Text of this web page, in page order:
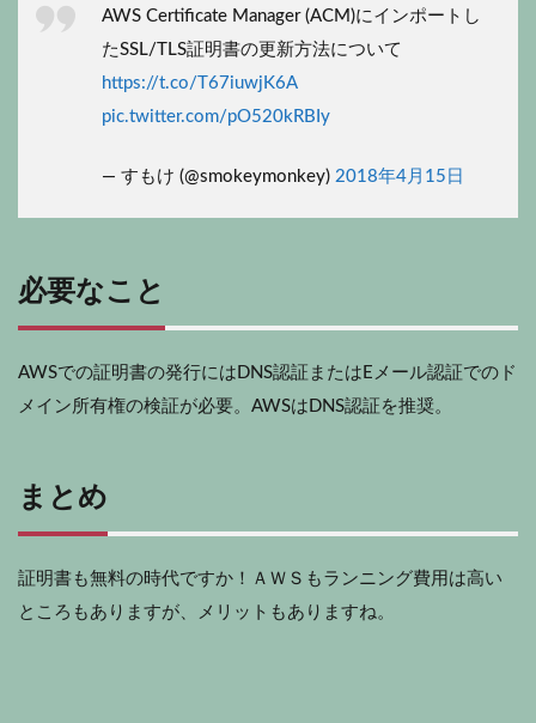
AWS Certificate Manager (ACM)にインポートし
たSSL/TLS証明書の更新方法について
https://t.co/T67iuwjK6A
pic.twitter.com/pO520kRBIy
— すもけ (@smokeymonkey) 2018年4月15日
必要なこと
AWSでの証明書の発行にはDNS認証またはEメール認証でのド
メイン所有権の検証が必要。AWSはDNS認証を推奨。
まとめ
証明書も無料の時代ですか！ＡＷＳもランニング費用は高い
ところもありますが、メリットもありますね。